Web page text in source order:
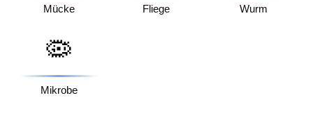
Mücke Fliege Wurm
🦠
Mikrobe